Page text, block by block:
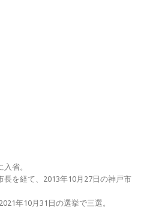
省。
を経て、2013年10月27日の神戸市
年10月31日の選挙で三選。